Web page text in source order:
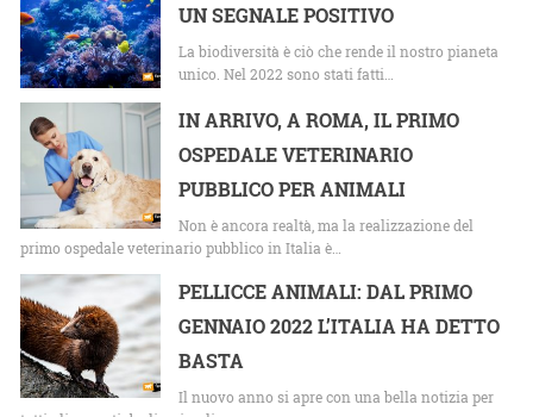
UN SEGNALE POSITIVO
La biodiversità è ciò che rende il nostro pianeta
unico. Nel 2022 sono stati fatti…
IN ARRIVO, A ROMA, IL PRIMO
OSPEDALE VETERINARIO
PUBBLICO PER ANIMALI
Non è ancora realtà, ma la realizzazione del
primo ospedale veterinario pubblico in Italia è…
PELLICCE ANIMALI: DAL PRIMO
GENNAIO 2022 L’ITALIA HA DETTO
BASTA
Il nuovo anno si apre con una bella notizia per